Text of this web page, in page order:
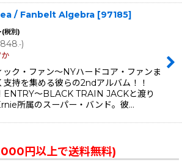
/ Fanbelt Algebra [97185]
(税別)
.-)
ック・ファン〜NYハードコア・ファンま
支持を集める彼らの2ndアルバム！！
ENTRY〜BLACK TRAIN JACKと渡り
所属のスーパー・バンド。彼…
円以上で送料無料)